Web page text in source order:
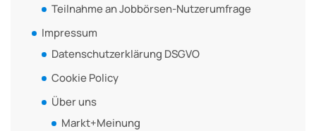
Teilnahme an Jobbörsen-Nutzerumfrage
Impressum
Datenschutzerklärung DSGVO
Cookie Policy
Über uns
Markt+Meinung